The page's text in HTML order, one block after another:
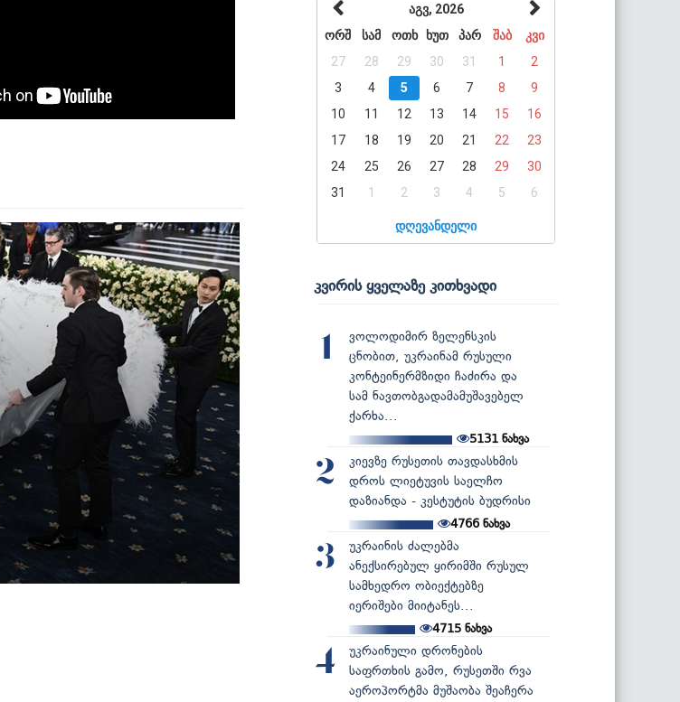
აგვ, 2026
ორშ
სამ ოთხ ხუთ პარ შაბ
კვი
27
28 29 30 31 1
2
3
4 5 6 7 8
9
10
11 12 13 14 15
16
17
18 19 20 21 22
23
24
25 26 27 28 29
30
31
1 2 3 4 5 6
დღევანდელი
კვირის ყველაზე კითხვადი
1
ვოლოდიმირ ზელენსკის
ცნობით, უკრაინამ რუსული
კონტეინერმზიდი ჩაძირა და
სამ ნავთობგადამამუშავებელ
ქარხა...
5131 ნახვა
2
კიევზე რუსეთის თავდასხმის
დროს ლიეტუვის საელჩო
დაზიანდა - კესტუტის ბუდრისი
4766ნახვა
3
უკრაინის ძალებმა
ანექსირებულ ყირიმში რუსულ
სამხედრო ობიექტებზე
იერიშები მიიტანეს...
4715ნახვა
4
უკრაინული დრონების
საფრთხის გამო, რუსეთში რვა
აეროპორტმა მუშაობა შეაჩერა